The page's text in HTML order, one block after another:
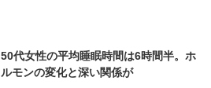
50代女性の平均睡眠時間は6時間半。ホ
ルモンの変化と深い関係が